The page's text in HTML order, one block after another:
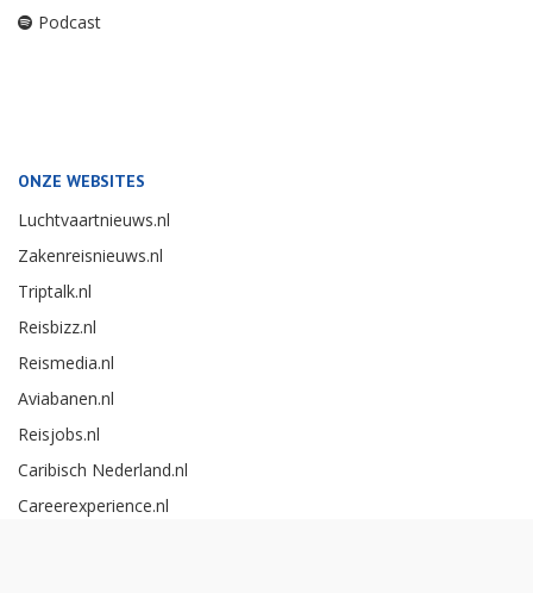
Podcast
ONZE WEBSITES
Luchtvaartnieuws.nl
Zakenreisnieuws.nl
Triptalk.nl
Reisbizz.nl
Reismedia.nl
Aviabanen.nl
Reisjobs.nl
Caribisch Nederland.nl
Careerexperience.nl